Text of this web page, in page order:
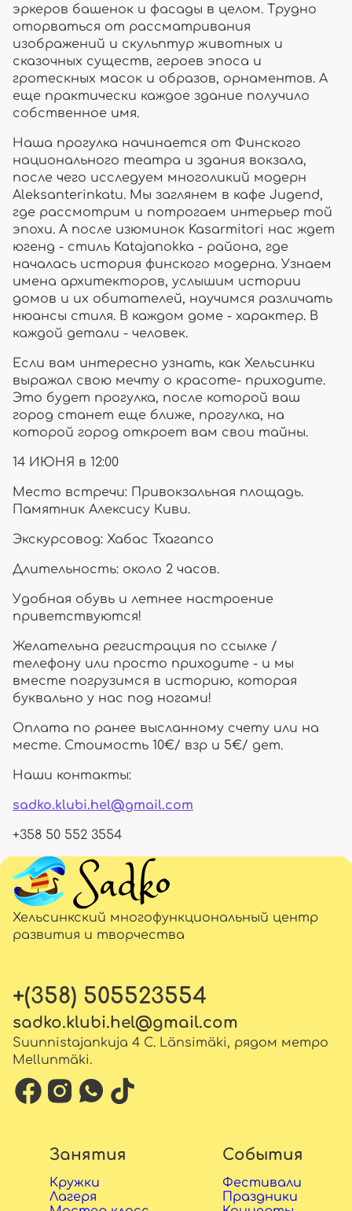
эркеров башенок и фасады в целом. Трудно
оторваться от рассматривания
изображений и скульптур животных и
сказочных существ, героев эпоса и
гротескных масок и образов, орнаментов. А
еще практически каждое здание получило
собственное имя.
Наша прогулка начинается от Финского
национального театра и здания вокзала,
после чего исследуем многоликий модерн
Aleksanterinkatu. Мы заглянем в кафе Jugend,
где рассмотрим и потрогаем интерьер той
эпохи. А после изюминок Kasаrmitori нас ждет
югенд - стиль Katajanokka - района, где
началась история финского модерна. Узнаем
имена архитекторов, услышим истории
домов и их обитателей, научимся различать
нюансы стиля. В каждом доме - характер. В
каждой детали - человек.
Если вам интересно узнать, как Хельсинки
выражал свою мечту о красоте- приходите.
Это будет прогулка, после которой ваш
город станет еще ближе, прогулка, на
которой город откроет вам свои тайны.
14 ИЮНЯ в 12:00
Место встречи: Привокзальная площадь.
Памятник Алексису Киви.
Экскурсовод: Хабас Тхагапсо
Длительность: около 2 часов.
Удобная обувь и летнее настроение
приветствуются!
Желательна регистрация по ссылке /
телефону или просто приходите - и мы
вместе погрузимся в историю, которая
буквально у нас под ногами!
Оплата по ранее высланному счету или на
месте. Стоимость 10€/ взр и 5€/ дет.
Наши контакты:
sadko.klubi.hel@gmail.com
+358 50 552 3554
Хельсинкский многофункциональный центр
развития и творчества
+(358) 505523554
sadko.klubi.hel@gmail.com
Suunnistajankuja 4 C. Länsimäki, рядом метро
Mellunmäki.
Занятия
Кружки
Лагеря
События
Фестивали
Праздники